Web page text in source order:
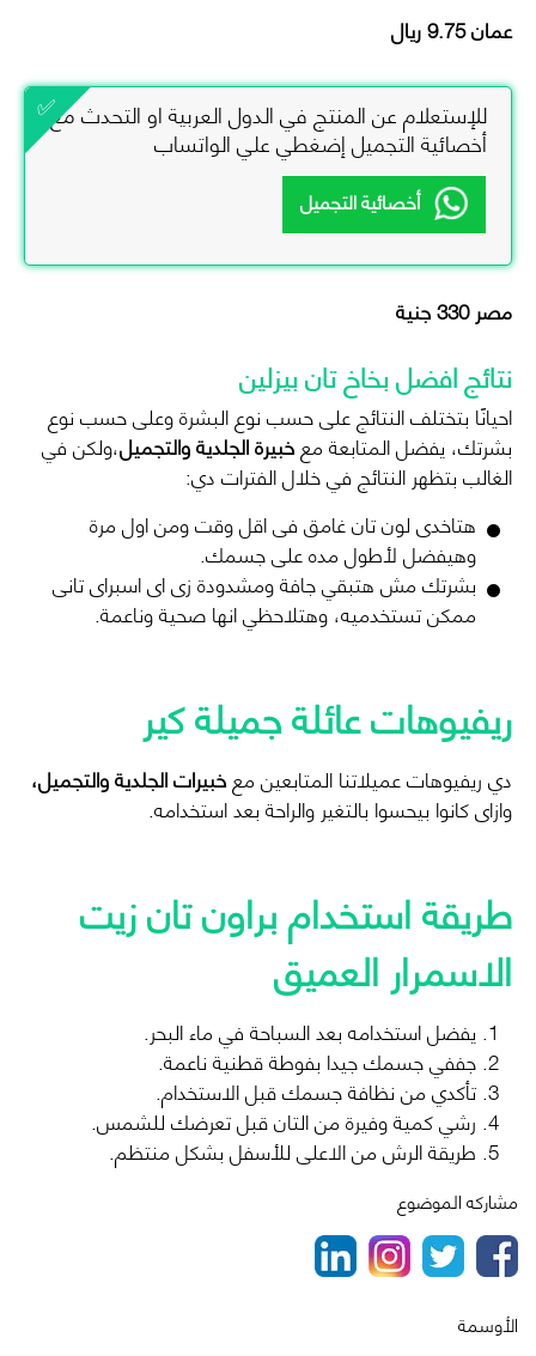
عمان9.75ريال
للإستعلام عن المنتج في الدول العربية او التحدث مع
أخصائية التجميل إضغطي علي الواتساب
أخصائية التجميل
مصر 330 جنية
نتائج افضل بخاخ تان بيزلين
احيانًا بتختلف النتائج على حسب نوع البشرة وعلى حسب نوع
بشرتك، يفضل المتابعة معخبيرة الجلدية والتجميل،ولكن في
الغالب بتظهر النتائج في خلال الفترات دي:
هتاخدى لون تان غامق فى اقل وقت ومن اول مرة
وهيفضل لأطول مده على جسمك.
بشرتك مش هتبقي جافة ومشدودة زى اى اسبراى تانى
ممكن تستخدميه، وهتلاحظي انها صحية وناعمة.
ريفيوهات عائلة جميلة كير
دي ريفيوهات عميلاتنا المتابعين معخبيرات الجلدية والتجميل،
وازاى كانوا بيحسوا بالتغير والراحة بعد استخدامه.
طريقة استخدام براون تان زيت
الاسمرار العميق
يفضل استخدامه بعد السباحة في ماء البحر.
جففي جسمك جيدا بفوطة قطنية ناعمة.
تأكدي من نظافة جسمك قبل الاستخدام.
رشي كمية وفيرة من التان قبل تعرضك للشمس.
طريقة الرش من الاعلى للأسفل بشكل منتظم.
مشاركه الموضوع
الأوسمة